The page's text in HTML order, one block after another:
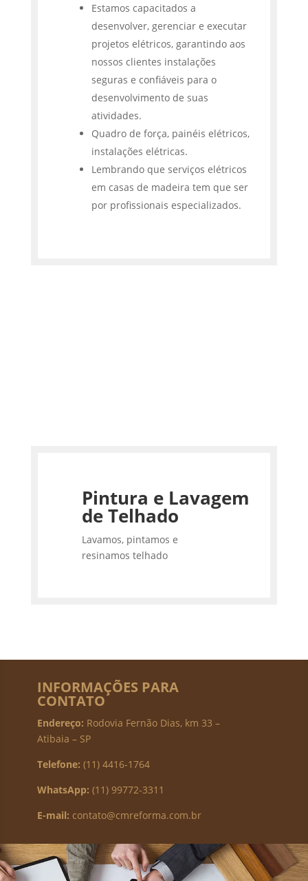
Estamos capacitados a
desenvolver, gerenciar e executar
projetos elétricos, garantindo aos
nossos clientes instalações
seguras e confiáveis para o
desenvolvimento de suas
atividades.
Quadro de força, painéis elétricos,
instalações elétricas.
Lembrando que serviços elétricos
em casas de madeira tem que ser
por profissionais especializados.
Pintura e Lavagem
de Telhado
Lavamos, pintamos e
resinamos telhado
INFORMAÇÕES PARA
CONTATO
Endereço: Rodovia Fernão Dias, km 33 –
Atibaia – SP
Telefone: (11) 4416-1764
WhatsApp: (11) 99772-3311
E-mail: contato@cmreforma.com.br